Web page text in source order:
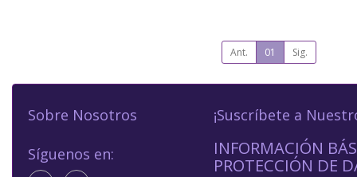
Ant. 01 Sig.
Sobre Nosotros
Síguenos en:
¡Suscríbete a
INFORMACIÓN
PROTECCIÓN DE